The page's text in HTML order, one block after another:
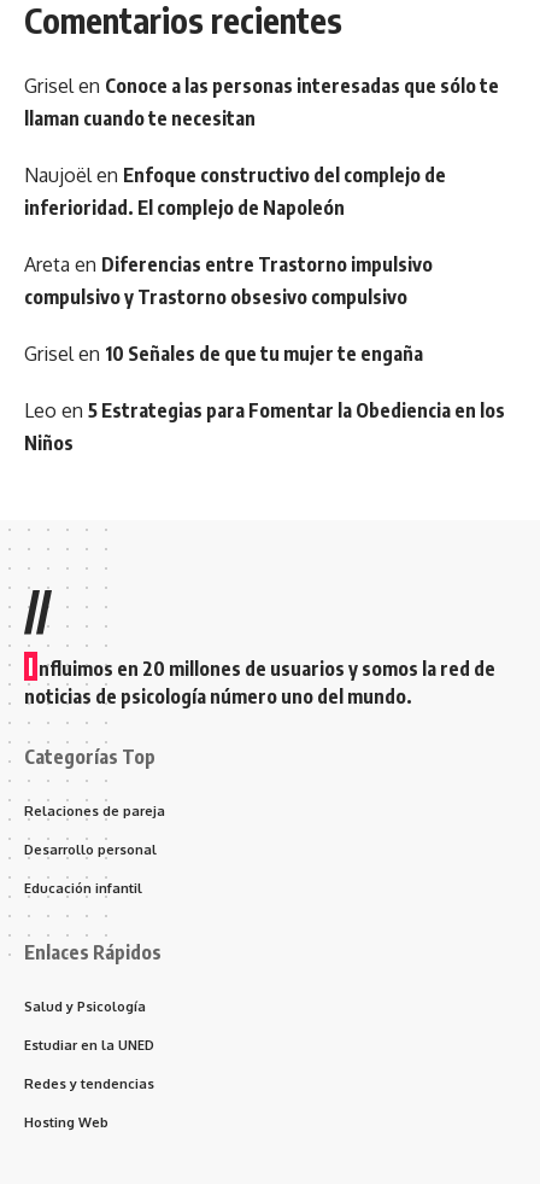
Comentarios recientes
Griselen Conoce a las personas interesadas que sólo te
llaman cuando te necesitan
Naujoëlen Enfoque constructivo del complejo de
inferioridad. El complejo de Napoleón
Areta en Diferencias entre Trastorno impulsivo
compulsivo y Trastorno obsesivo compulsivo
Griselen 10 Señales de que tu mujer te engaña
Leo en 5 Estrategias para Fomentar la Obediencia en los
Niños
//
I nfluimos en 20 millones de usuarios y somos la red de
noticias de psicología número uno del mundo.
Categorías Top
Relaciones de pareja
Desarrollo personal
Educación infantil
Enlaces Rápidos
Salud y Psicología
Estudiar en la UNED
Redes y tendencias
Hosting Web